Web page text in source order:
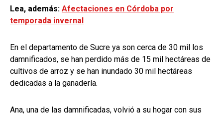
Lea, además: Afectaciones en Córdoba por
temporada invernal
En el departamento de Sucre ya son cerca de 30 mil los
damnificados, se han perdido más de 15 mil hectáreas de
cultivos de arroz y se han inundado 30 mil hectáreas
dedicadas a la ganadería.
Ana, una de las damnificadas, volvió a su hogar con sus